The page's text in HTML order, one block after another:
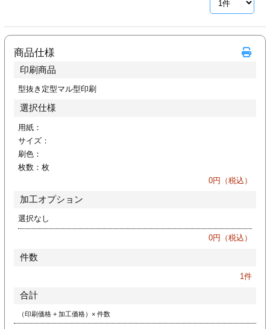
印刷
リーブ印刷
加工
ァイル印刷
リーブ
商品仕様
印刷商品
型抜き定型マル型印刷
選択仕様
用紙：
サイズ：
刷色：
枚数： 枚
0円（税込）
加工オプション
選択なし
0円（税込）
件数
1件
合計
（印刷価格 + 加工価格）× 件数